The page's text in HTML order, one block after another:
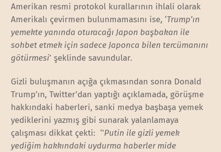
Amerikan resmi protokol kurallarının ihlali olarak
Amerikalı çevirmen bulunmamasını ise, ‘Trump’ın
yemekte yanında oturacağı Japon başbakan ile
sohbet etmek için sadece Japonca bilen tercümanını
götürmesi’ şeklinde savundular.
Gizli buluşmanın açığa çıkmasından sonra Donald
Trump’ın, Twitter’dan yaptığı açıklamada, görüşme
hakkındaki haberleri, sanki medya başbaşa yemek
yediklerini yazmış gibi sunarak yalanlamaya
çalışması dikkat çekti: ‘’Putin ile gizli yemek
yediğim hakkındaki uydurma haberler mide